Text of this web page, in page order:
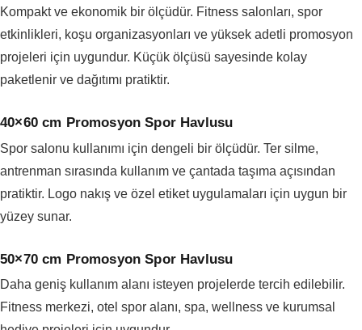
Kompakt ve ekonomik bir ölçüdür. Fitness salonları, spor
etkinlikleri, koşu organizasyonları ve yüksek adetli promosyon
projeleri için uygundur. Küçük ölçüsü sayesinde kolay
paketlenir ve dağıtımı pratiktir.
40×60 cm Promosyon Spor Havlusu
Spor salonu kullanımı için dengeli bir ölçüdür. Ter silme,
antrenman sırasında kullanım ve çantada taşıma açısından
pratiktir. Logo nakış ve özel etiket uygulamaları için uygun bir
yüzey sunar.
50×70 cm Promosyon Spor Havlusu
Daha geniş kullanım alanı isteyen projelerde tercih edilebilir.
Fitness merkezi, otel spor alanı, spa, wellness ve kurumsal